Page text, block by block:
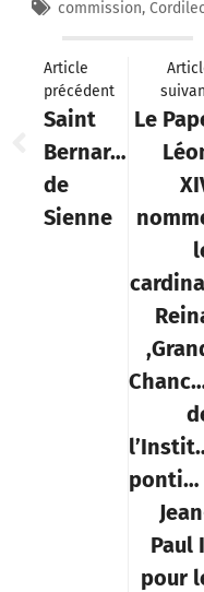
commission,
Article
précédent
Saint
Bernardin
de
Sienne
Le
Paul
pour